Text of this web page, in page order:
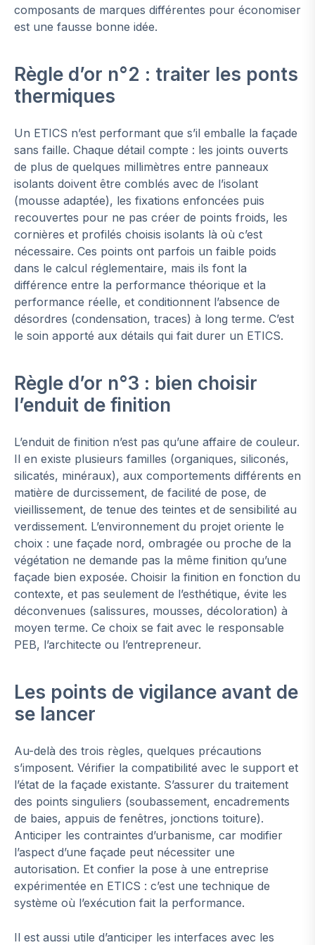
composants de marques différentes pour économiser
est une fausse bonne idée.
Règle d’or n°2 : traiter les ponts
thermiques
Un ETICS n’est performant que s’il emballe la façade
sans faille. Chaque détail compte : les joints ouverts
de plus de quelques millimètres entre panneaux
isolants doivent être comblés avec de l’isolant
(mousse adaptée), les fixations enfoncées puis
recouvertes pour ne pas créer de points froids, les
cornières et profilés choisis isolants là où c’est
nécessaire. Ces points ont parfois un faible poids
dans le calcul réglementaire, mais ils font la
différence entre la performance théorique et la
performance réelle, et conditionnent l’absence de
désordres (condensation, traces) à long terme. C’est
le soin apporté aux détails qui fait durer un ETICS.
Règle d’or n°3 : bien choisir
l’enduit de finition
L’enduit de finition n’est pas qu’une affaire de couleur.
Il en existe plusieurs familles (organiques, siliconés,
silicatés, minéraux), aux comportements différents en
matière de durcissement, de facilité de pose, de
vieillissement, de tenue des teintes et de sensibilité au
verdissement. L’environnement du projet oriente le
choix : une façade nord, ombragée ou proche de la
végétation ne demande pas la même finition qu’une
façade bien exposée. Choisir la finition en fonction du
contexte, et pas seulement de l’esthétique, évite les
déconvenues (salissures, mousses, décoloration) à
moyen terme. Ce choix se fait avec le responsable
PEB, l’architecte ou l’entrepreneur.
Les points de vigilance avant de
se lancer
Au-delà des trois règles, quelques précautions
s’imposent. Vérifier la compatibilité avec le support et
l’état de la façade existante. S’assurer du traitement
des points singuliers (soubassement, encadrements
de baies, appuis de fenêtres, jonctions toiture).
Anticiper les contraintes d’urbanisme, car modifier
l’aspect d’une façade peut nécessiter une
autorisation. Et confier la pose à une entreprise
expérimentée en ETICS : c’est une technique de
système où l’exécution fait la performance.
Il est aussi utile d’anticiper les interfaces avec les